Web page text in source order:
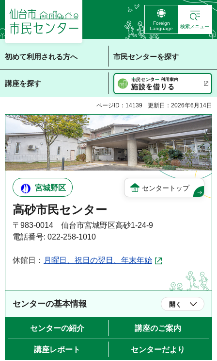
仙台市 市民センタ
ー
Foreign
Language
検索メニュー
初めて利用される方へ 市民センターを探す
講座を探す
ページID：14139 更新日：2026年6月14日
宮城野区 センタートップ
高砂市民センター
〒983-0014 仙台市宮城野区高砂1-24-9
電話番号: 022-258-1010
休館日： 月曜日、祝日の翌日、年末年始
センターの基本情報 開く
センターの紹介 講座のご案内
講座レポート センターだより